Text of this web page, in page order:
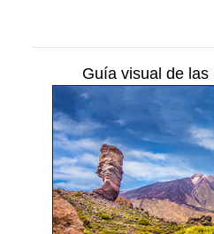
Guía visual de las